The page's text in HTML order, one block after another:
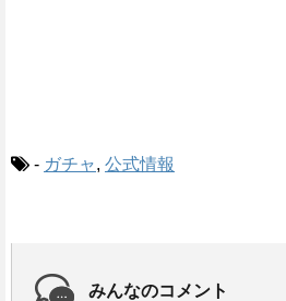
- ガチャ, 公式情報
みんなのコメント